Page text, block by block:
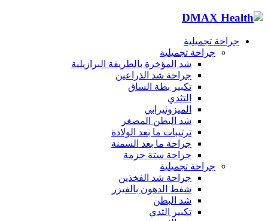
جراحة تجميلية
جراحة تجميلية
شد المؤخرة بالطريقة البرازيلية
جراحة شد الذراعين
تكبير بطة الساق
التثدي
الميزوثيرابي
شد البطن المصغر
ترتيبات ما بعد الولادة
جراحة ما بعد السمنة
جراحة ستة حزمة
جراحة تجميلية
جراحة شد الفخذين
شفط الدهون بالفيزر
شد البطن
تكبير الثدي